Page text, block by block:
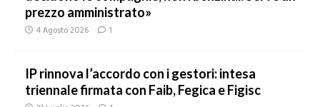
prezzo amministrato»
4 Agosto 2026 1
IP rinnova l’accordo con i gestori: intesa
triennale firmata con Faib, Fegica e Figisc